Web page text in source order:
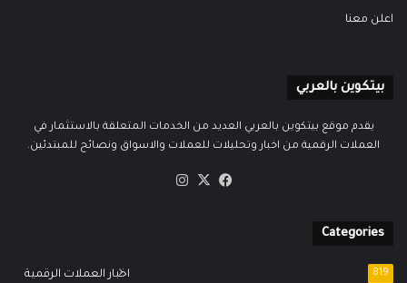
اعلن معنا
بيتكوين بالعربي
يقدم موقع بيتكوين بالعربي العديد من الخدمات المتعلقة بالاستثمار في
العملات الرقمية من اخبار وتحليلات للعملات والاسواق ونصائح للمبتدئين.
فيسبوك
‫X
Categories
اخبار العملات الرقمية 819